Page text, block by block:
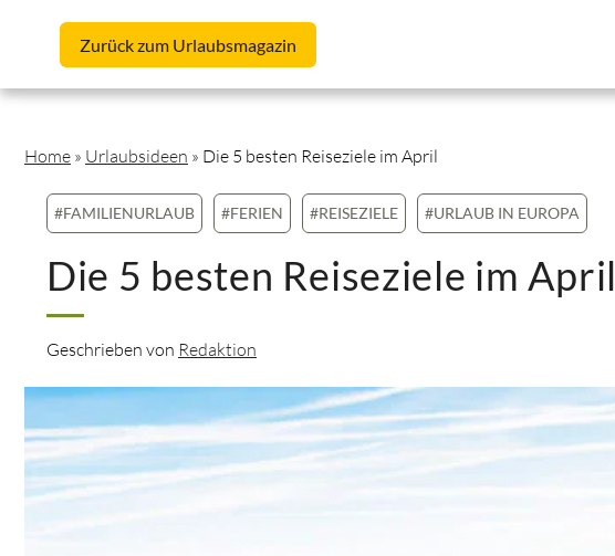
Zurückzum Urlaubsmagazin
Home » Urlaubsideen » Die 5 besten Reiseziele im April
#FAMILIENURLAUB #FERIEN #REISEZIELE #URLAUB IN EUROPA
Die 5 besten Reiseziele im April
Geschrieben von Redaktion